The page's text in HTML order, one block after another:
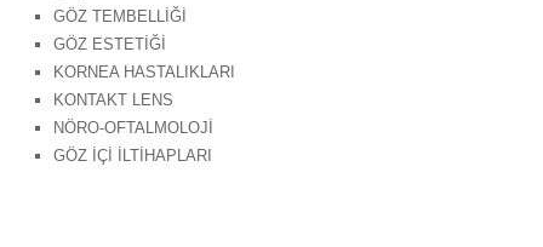
GÖZ TEMBELLİĞİ
GÖZ ESTETİĞİ
KORNEA HASTALIKLARI
KONTAKT LENS
NÖRO-OFTALMOLOJİ
GÖZ İÇİ İLTİHAPLARI